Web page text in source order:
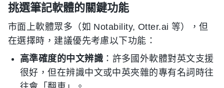
挑選筆記軟體的關鍵功能
市面上軟體眾多（如 Notability, Otter.ai 等），但
在選擇時，建議優先考慮以下功能：
高準確度的中文辨識 ：許多國外軟體對英文支援
很好，但在辨識中文或中英夾雜的專有名詞時往